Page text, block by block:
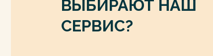
ВЫБИРАЮТ НАШ
СЕРВИС?